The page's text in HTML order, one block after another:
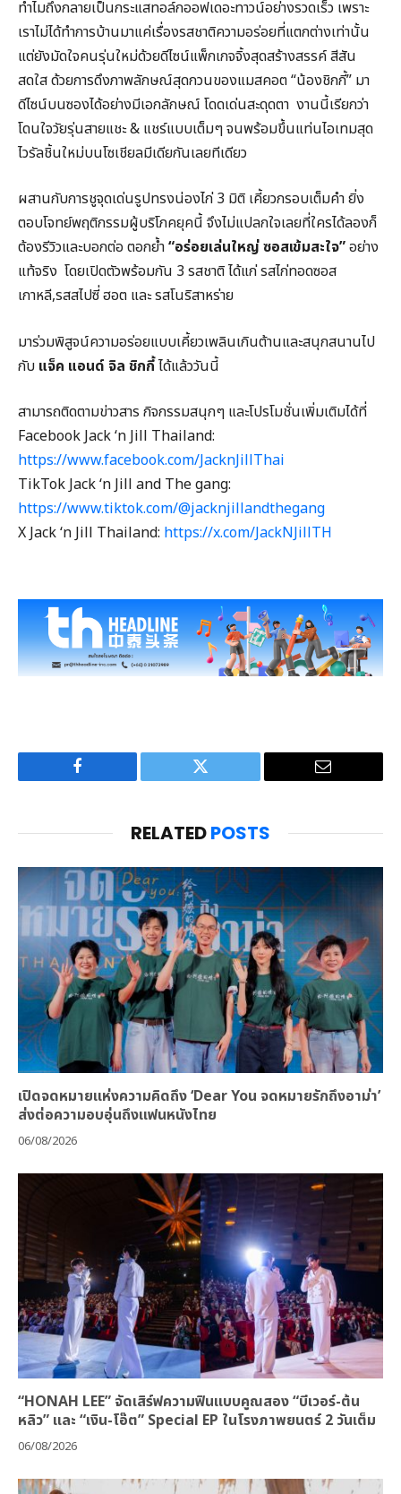
ทำไมถึงกลายเป็นกระแสทอล์กออฟเดอะทาวน์อย่างรวดเร็ว เพราะ
เราไม่ได้ทำการบ้านมาแค่เรื่องรสชาติความอร่อยที่แตกต่างเท่านั้น
แต่ยังมัดใจคนรุ่นใหม่ด้วยดีไซน์แพ็กเกจจิ้งสุดสร้างสรรค์ สีสัน
สดใส ด้วยการดึงภาพลักษณ์สุดกวนของแมสคอต “น้องชิกกี้” มา
ดีไซน์บนซองได้อย่างมีเอกลักษณ์ โดดเด่นสะดุดตา งานนี้เรียกว่า
โดนใจวัยรุ่นสายแชะ & แชร์แบบเต็มๆ จนพร้อมขึ้นแท่นไอเทมสุด
ไวรัลชิ้นใหม่บนโซเชียลมีเดียกันเลยทีเดียว
ผสานกับการชูจุดเด่นรูปทรงน่องไก่ 3 มิติ เคี้ยวกรอบเต็มคำ ยิ่ง
ตอบโจทย์พฤติกรรมผู้บริโภคยุคนี้ จึงไม่แปลกใจเลยที่ใครได้ลองก็
ต้องรีวิวและบอกต่อ ตอกย้ำ“อร่อยเล่นใหญ่ ซอสเข้มสะใจ”อย่าง
แท้จริง โดยเปิดตัวพร้อมกัน 3 รสชาติ ได้แก่ รสไก่ทอดซอส
เกาหลี,รสสไปซี่ ฮอต และ รสโนริสาหร่าย
มาร่วมพิสูจน์ความอร่อยแบบเคี้ยวเพลินเกินต้านและสนุกสนานไป
กับ แจ็ค แอนด์ จิล ชิกกี้ได้แล้ววันนี้
สามารถติดตามข่าวสาร กิจกรรมสนุกๆ และโปรโมชั่นเพิ่มเติมได้ที่
Facebook Jack ‘n Jill Thailand:
https://www.facebook.com/JacknJillThai
TikTok Jack ‘n Jill and The gang:
https://www.tiktok.com/@jacknjillandthegang
X Jack ‘n Jill Thailand: https://x.com/JackNJillTH
Facebook Twitter Email
RELATEDPOSTS
เปิดจดหมายแห่งความคิดถึง ‘Dear You จดหมายรักถึงอาม่า’
ส่งต่อความอบอุ่นถึงแฟนหนังไทย
06/08/2026
“HONAH LEE” จัดเสิร์ฟความฟินแบบคูณสอง “บีเวอร์-ต้น
หลิว” และ “เงิน-โอ๊ต” Special EP ในโรงภาพยนตร์ 2 วันเต็ม
06/08/2026